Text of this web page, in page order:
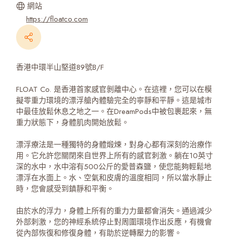
網站
https://floatco.com
香港中環半山堅道89號B/F
FLOAT Co. 是香港首家感官剝離中心。在這裡，您可以在模
擬零重力環境的漂浮艙內體驗完全的寧靜和平靜。這是城市
中最佳放鬆休息之地之一。在DreamPods中被包裹起來，無
重力狀態下，身體肌肉開始放鬆。
漂浮療法是一種獨特的身體煅煉，對身心都有深刻的治療作
用。它允許您關閉來自世界上所有的感官刺激。躺在10英寸
深的水中，水中溶有500公斤的愛普森鹽，使您能夠輕鬆地
漂浮在水面上。水、空氣和皮膚的溫度相同，所以當水靜止
時，您會感受到鎮靜和平衡。
由於水的浮力，身體上所有的重力力量都會消失。通過減少
外部刺激，您的神經系統停止對周圍環境作出反應，有機會
從內部恢復和修復身體，有助於逆轉壓力的影響。